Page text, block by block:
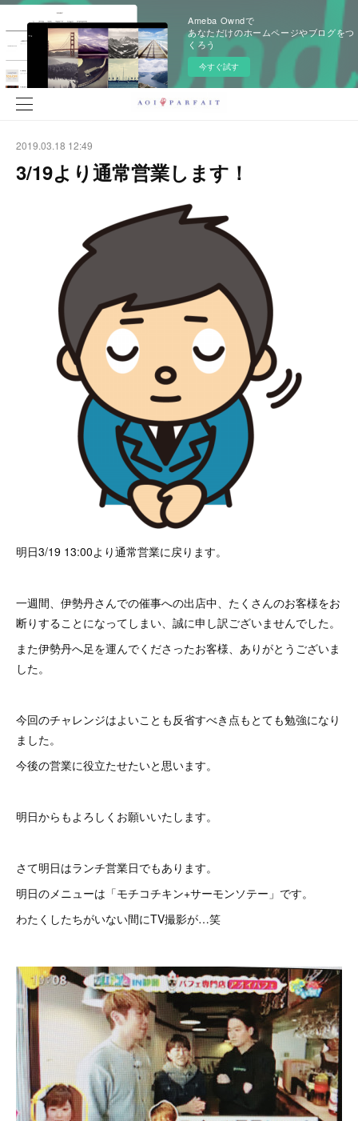
Ameba Owndで
あなただけのホームページやブログをつ
くろう
今すぐ試す
2019.03.18 12:49
3/19より通常営業します！
明日3/19 13:00より通常営業に戻ります。
一週間、伊勢丹さんでの催事への出店中、たくさんのお客様をお
断りすることになってしまい、誠に申し訳ございませんでした。
また伊勢丹へ足を運んでくださったお客様、ありがとうございま
した。
今回のチャレンジはよいことも反省すべき点もとても勉強になり
ました。
今後の営業に役立たせたいと思います。
明日からもよろしくお願いいたします。
さて明日はランチ営業日でもあります。
明日のメニューは「モチコチキン+サーモンソテー」です。
わたくしたちがいない間にTV撮影が…笑